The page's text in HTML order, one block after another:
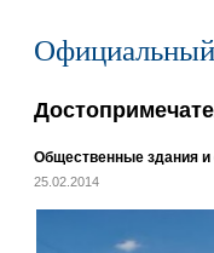
Общественные здания и
25.02.2014